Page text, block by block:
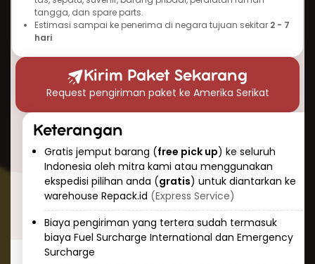
Indonesia
Tidak punya waktu untuk mengantarkan
barang? Repack.id menyediakan layanan
Indonesia. Layanan ini dirancang untuk
memberikan kenyamanan ekstra, terutama
atau barang yang berat dan berukuran besar.
3. Estimasi Waktu Pengiriman yang Cepat
Waktu pengiriman paket ke Amerika Serikat
(USA) melalui jalur udara hanya membutuhkan
waktu 4-9 hari saja. Waktu ini sudah termasuk
proses pengelolaan di pihak kami,
penjemputan, pengemasan ulang (jika
tangga, dan spare parts.
Estimasi sampai ke penerima di negara tujuan sekitar 2 - 7
hari
Kirim Paket Sekarang
Request pengiriman paket ke Amerika Serikat
Keterangan
Gratis jemput barang (free pick up) ke seluruh
Indonesia oleh mitra kami atau menggunakan
ekspedisi pilihan anda (gratis) untuk diantarkan ke
warehouse Repack.id (Express Service)
Biaya pengiriman yang tertera sudah termasuk
biaya Fuel Surcharge International dan Emergency
Surcharge